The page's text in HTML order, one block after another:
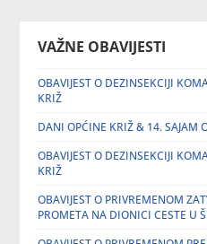
VAŽNE OBAVIJESTI
OBAVIJEST O DEZINSEKCIJI
KRIŽ
DANI OPĆINE KRIŽ & 14. SAJAM
OBAVIJEST O DEZINSEKCIJI
KRIŽ
OBAVIJEST O PRIVREMENOM
PROMETA NA DIONICI CESTE U